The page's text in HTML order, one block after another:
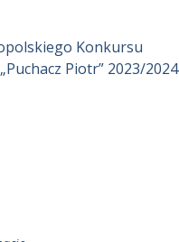
Konkursu
Piotr” 2023/2024